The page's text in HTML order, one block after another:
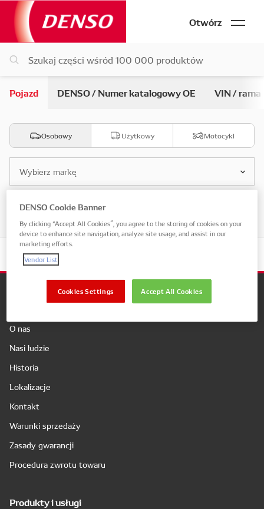
Otwórz
Pojazd DENSO / Numer katalogowy OE VIN / rama
Osobowy Użytkowy Motocykl
Wybierz markę
Wybierz model
O nas
Nasi ludzie
Historia
Lokalizacje
Kontakt
Warunki sprzedaży
Zasady gwarancji
Procedura zwrotu towaru
Produkty i usługi
DENSO Cookie Banner
By clicking “Accept All Cookies”, you agree to the storing of cookies on your
device to enhance site navigation, analyze site usage, and assist in our
marketing efforts.
Vendor List
Accept All Cookies
Cookies Settings